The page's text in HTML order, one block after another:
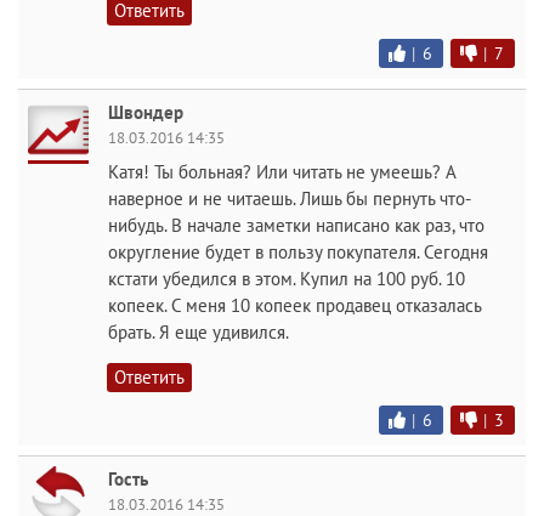
Ответить
| 6 | 7
Швондер
18.03.2016 14:35
Катя! Ты больная? Или читать не умеешь? А
наверное и не читаешь. Лишь бы пернуть что-
нибудь. В начале заметки написано как раз, что
округление будет в пользу покупателя. Сегодня
кстати убедился в этом. Купил на 100 руб. 10
копеек. С меня 10 копеек продавец отказалась
брать. Я еще удивился.
Ответить
| 6 | 3
Гость
18.03.2016 14:35